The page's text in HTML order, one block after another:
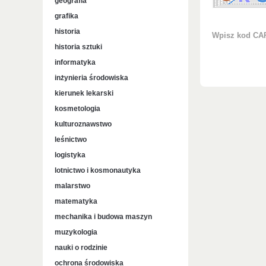
Wpisz kod
grafika
historia
historia sztuki
informatyka
inżynieria środowiska
kierunek lekarski
kosmetologia
kulturoznawstwo
leśnictwo
logistyka
lotnictwo i kosmonautyka
malarstwo
matematyka
mechanika i budowa maszyn
muzykologia
nauki o rodzinie
ochrona środowiska